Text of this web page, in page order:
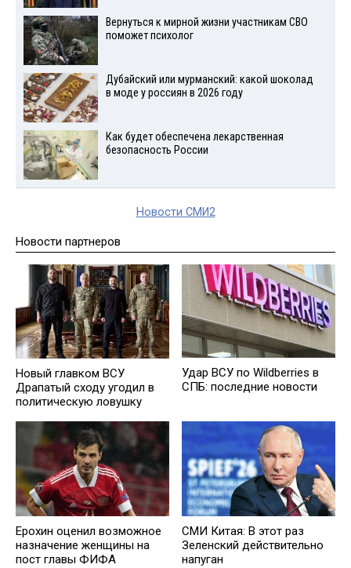
Вернуться к мирной жизни участникам СВО
поможет психолог
Дубайский или мурманский: какой шоколад
в моде у россиян в 2026 году
Как будет обеспечена лекарственная
безопасность России
Новости СМИ2
Новости партнеров
Новый главком ВСУ
Драпатый сходу угодил в
политическую ловушку
Удар ВСУ по Wildberries в
СПБ: последние новости
Ерохин оценил возможное
назначение женщины на
пост главы ФИФА
СМИ Китая: В этот раз
Зеленский действительно
напуган